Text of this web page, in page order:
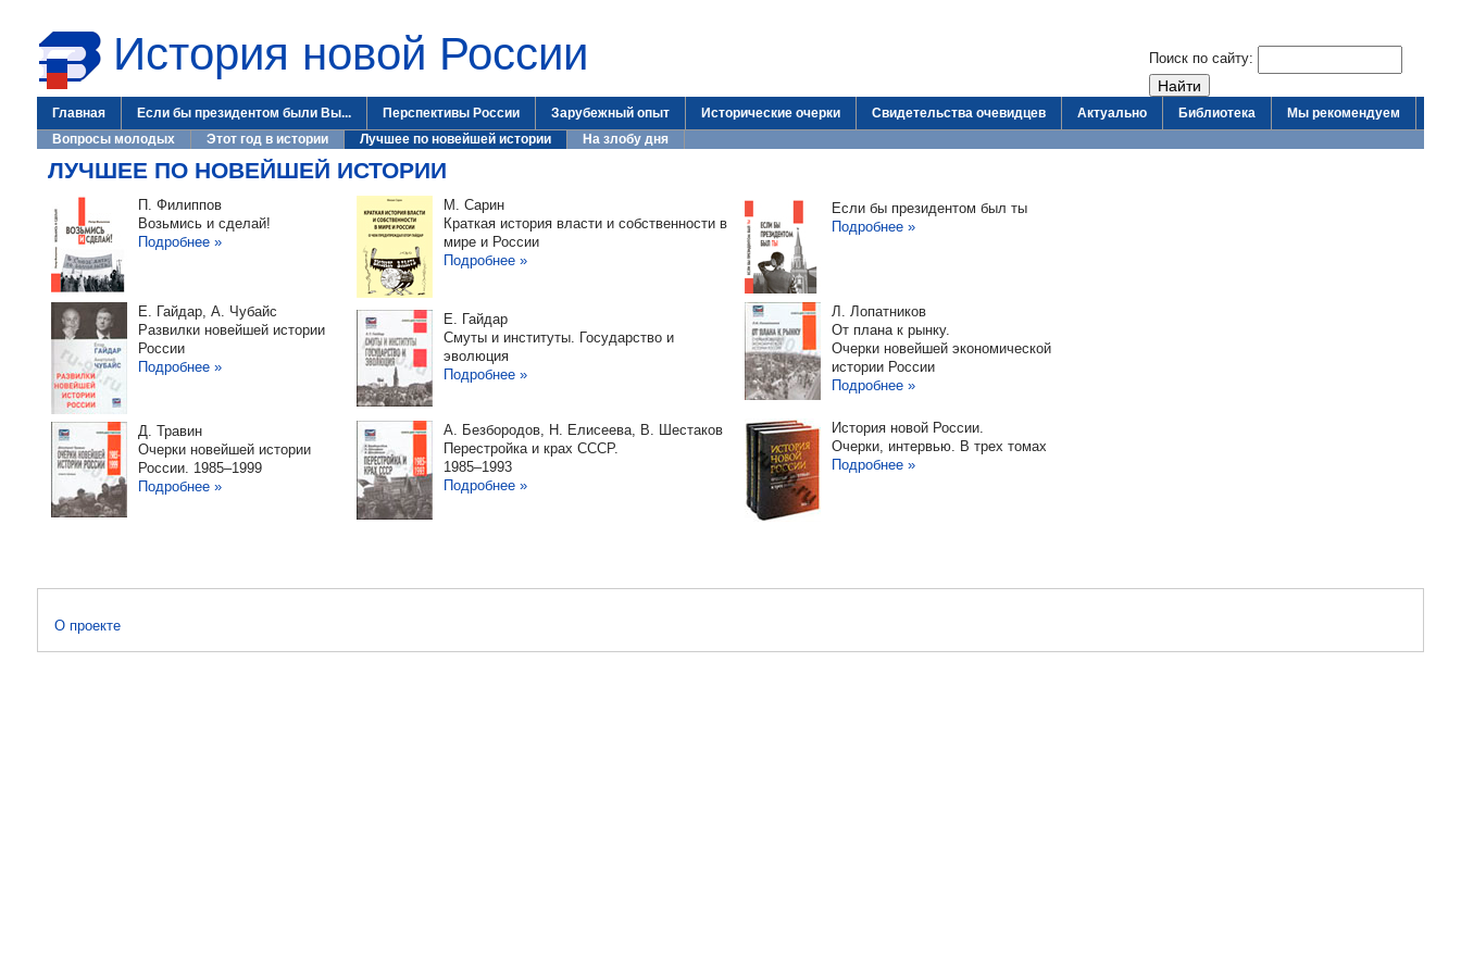
Поиск по сайту:
История новой России
Главная Если бы президентом были Вы... Перспективы России Зарубежный опыт Исторические очерки Свидетельства очевидцев Актуально Библиотека
Мы рекомендуем
Вопросы молодых
Этот год в истории Лучшее по новейшей истории На злобу дня
ЛУЧШЕЕ ПО НОВЕЙШЕЙ ИСТОРИИ
П. Филиппов
Возьмись и сделай!
Подробнее »
М. Сарин
Краткая история власти и собственности в
мире и России
Подробнее »
Если бы президентом был ты
Подробнее »
Е. Гайдар, А. Чубайс
Развилки новейшей истории
России
Подробнее »
Е. Гайдар
Смуты и институты. Государство и
эволюция
Подробнее »
Л. Лопатников
От плана к рынку.
Очерки новейшей экономической
истории России
Подробнее »
Д. Травин
Очерки новейшей истории
России. 1985–1999
Подробнее »
А. Безбородов, Н. Елисеева, В. Шестаков
Перестройка и крах СССР.
1985–1993
Подробнее »
История новой России.
Очерки, интервью. В трех томах
Подробнее »
О проекте